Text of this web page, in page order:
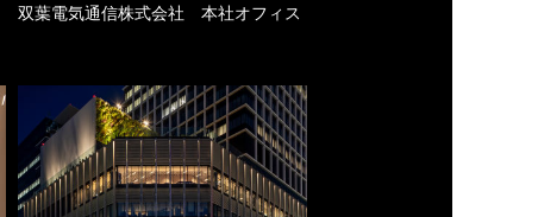
双葉電気通信株式会社 本社オフィス